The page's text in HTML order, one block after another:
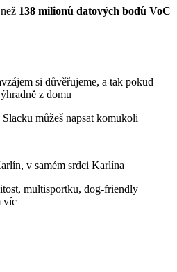
138 milionů datových bodů VoC
si důvěřujeme, a tak pokud
z domu
můžeš napsat komukoli
v samém srdci Karlína
multisportku, dog-friendly
víc